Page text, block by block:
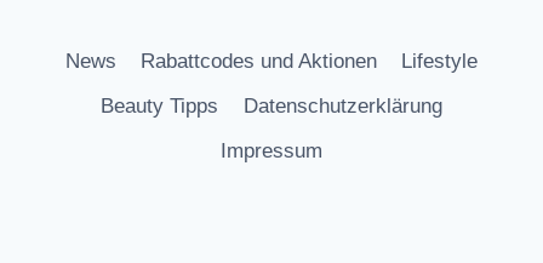
EDP
News Rabattcodes und Aktionen
Lifestyle
Beauty Tipps
Datenschutzerklärung
Impressum